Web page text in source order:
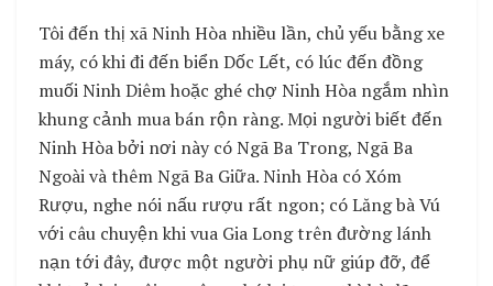
Tôi đến thị xã Ninh Hòa nhiều lần, chủ yếu bằng xe
máy, có khi đi đến biển Dốc Lết, có lúc đến đồng
muối Ninh Diêm hoặc ghé chợ Ninh Hòa ngắm nhìn
khung cảnh mua bán rộn ràng. Mọi người biết đến
Ninh Hòa bởi nơi này có Ngã Ba Trong, Ngã Ba
Ngoài và thêm Ngã Ba Giữa. Ninh Hòa có Xóm
Rượu, nghe nói nấu rượu rất ngon; có Lăng bà Vú
với câu chuyện khi vua Gia Long trên đường lánh
nạn tới đây, được một người phụ nữ giúp đỡ, để